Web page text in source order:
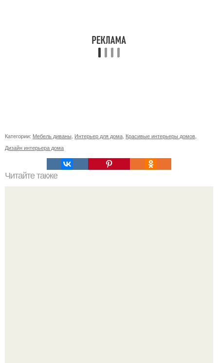
Категории: Мебель диваны Интерьер для дома Красивые интерьеры домов
Дизайн интерьера дома
Читайте также